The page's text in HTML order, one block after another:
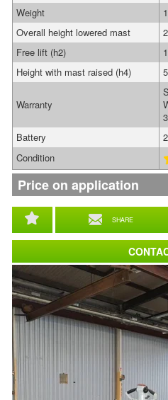
SHARE
Weight
Overall height lowered mast
Free lift (h2)
Height with mast raised (h4)
Warranty
Battery
Condition
Price on application